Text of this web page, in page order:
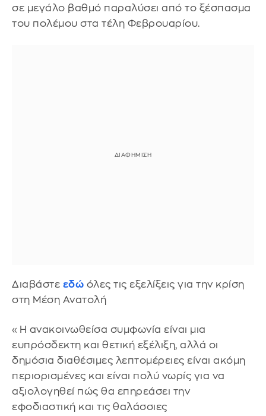
σε μεγάλο βαθμό παραλύσει από το ξέσπασμα
του πολέμου στα τέλη Φεβρουαρίου.
Διαβάστε εδώ όλες τις εξελίξεις για την κρίση
στη Μέση Ανατολή
«Η ανακοινωθείσα συμφωνία είναι μια
ευπρόσδεκτη και θετική εξέλιξη, αλλά οι
δημόσια διαθέσιμες λεπτομέρειες είναι ακόμη
περιορισμένες και είναι πολύ νωρίς για να
αξιολογηθεί πώς θα επηρεάσει την
εφοδιαστική και τις θαλάσσιες